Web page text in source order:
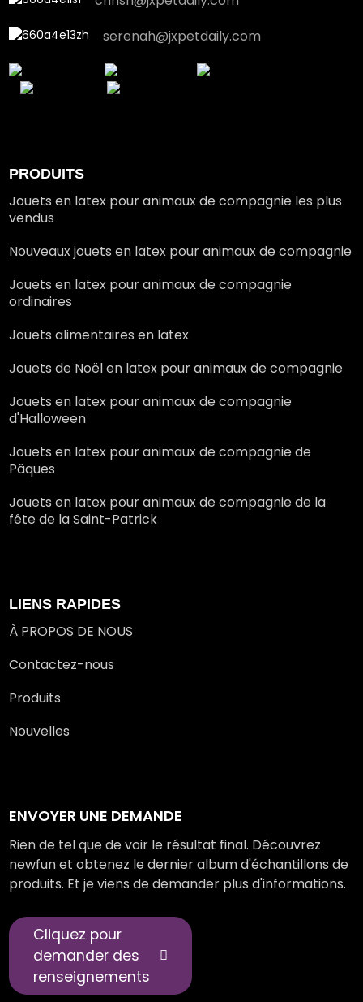
serenah@jxpetdaily.com
PRODUITS
Jouets en latex pour animaux de compagnie les plus
vendus
Nouveaux jouets en latex pour animaux de compagnie
Jouets en latex pour animaux de compagnie
ordinaires
Jouets alimentaires en latex
Jouets de Noël en latex pour animaux de compagnie
Jouets en latex pour animaux de compagnie
d'Halloween
Jouets en latex pour animaux de compagnie de
Pâques
Jouets en latex pour animaux de compagnie de la
fête de la Saint-Patrick
LIENS RAPIDES
À PROPOS DE NOUS
Contactez-nous
Produits
Nouvelles
ENVOYER UNE DEMANDE
Rien de tel que de voir le résultat final. Découvrez
newfun et obtenez le dernier album d'échantillons de
produits. Et je viens de demander plus d'informations.
Cliquez pour
demander des
renseignements